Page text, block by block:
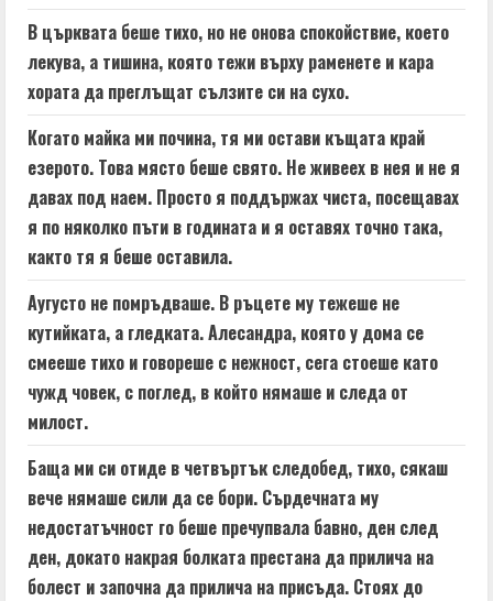
В църквата беше тихо, но не онова спокойствие, което
лекува, а тишина, която тежи върху раменете и кара
хората да преглъщат сълзите си на сухо.
Когато майка ми почина, тя ми остави къщата край
езерото. Това място беше свято. Не живеех в нея и не я
давах под наем. Просто я поддържах чиста, посещавах
я по няколко пъти в годината и я оставях точно така,
както тя я беше оставила.
Аугусто не помръдваше. В ръцете му тежеше не
кутийката, а гледката. Алесандра, която у дома се
смееше тихо и говореше с нежност, сега стоеше като
чужд човек, с поглед, в който нямаше и следа от
милост.
Баща ми си отиде в четвъртък следобед, тихо, сякаш
вече нямаше сили да се бори. Сърдечната му
недостатъчност го беше пречупвала бавно, ден след
ден, докато накрая болката престана да прилича на
болест и започна да прилича на присъда. Стоях до